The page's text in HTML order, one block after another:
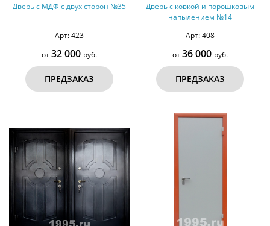
Дверь с МДФ с двух сторон №35
Арт: 423
от32 000 руб.
ПРЕДЗАКАЗ
Дверь с ковкой и порошковым
напылением №14
Арт: 408
от36 000 руб.
ПРЕДЗАКАЗ